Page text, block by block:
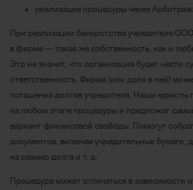
реализация процедуры через
При реализации банкротства учредителя
в фирме ― такая же собственность, как и
Это не значит, что организация будет нести
ответственность. Фирма (или доля в ней)
погашения долгов учредителя. Наши юристы
на любом этапе процедуры и предложат
вариант финансовой свободы. Помогут
документов, включая учредительные бумаги,
на размер долга и т. д.
Процедура может отличаться в зависимости